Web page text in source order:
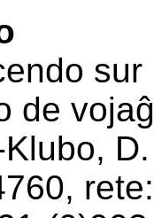
de